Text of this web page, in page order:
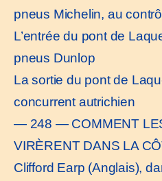
pneus Michelin, au
L’entrée du pont de
pneus Dunlop
La sortie du pont de
concurrent autrichien
— 248 — COMMENT
VIRÈRENT DANS LA
Clifford Earp (Anglais),